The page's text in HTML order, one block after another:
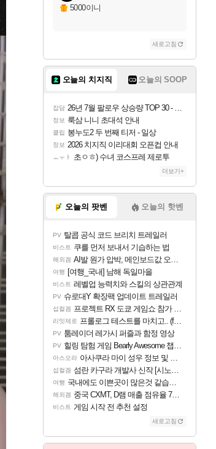
5000이니
새로고침
오늘의 치지직 오늘의 SOOP
잡담 26년 7월 팔로우 상승량 TOP 30 - 월간 치지직
정보 룩삼 니니 초대석 안내
클립 봉누도2 두 번째 티저 - 일상
정보 2026 치지직 이리대회 오픈컵 안내
ㅗㅜㅑ 초ㅇㅎ) 수녀 코스프레 제로투
더보기+
오늘의 팟벤 오늘의 핫벤
PV 탈콥 공식 코드 브리치 트레일러
비스트 쿠를 먼저 보내서 기습하는 법
해외겜 AI발 원가 압박, 메인보드값 오르나
여행 [여행_국내] 남해 독일마을
비스트 레벨업 능력치와 스킬의 상관관계
PV 슈로대Y 확장팩 업데이트 트레일러
섭컬겜 프로젝트 RX 도쿄 게임쇼 참가 결정
리밋제로 프롤로그 테스트를 마치고.. (feat. 리아)
PV 툼레이더 레가시 퍼즐과 함정 영상
PV 힐링 탐험 게임 Bearly Awesome 챕터 1 트레일러
아스오라 아사쿠라 마이 성우 정보 및 주요 필모
섭컬겜 섬란 카구라 개발사 신작 [시노비 넥서스] 연내 출시 예정
여행 국내에도 이쁜곳이 많은것 같습니다
해외겜 중국 CXMT, D램 매출 점유율 7%…글로벌 4위로 부상
비스트 게임 시작 전 추천 설정
새로고침